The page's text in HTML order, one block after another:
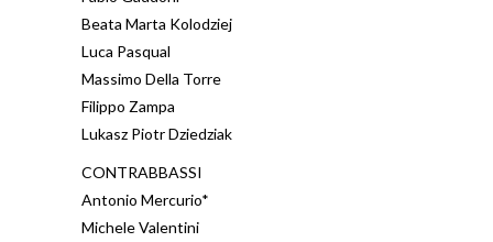
Beata Marta Kolodziej
Luca Pasqual
Massimo Della Torre
Filippo Zampa
Lukasz Piotr Dziedziak
CONTRABBASSI
Antonio Mercurio*
Michele Valentini